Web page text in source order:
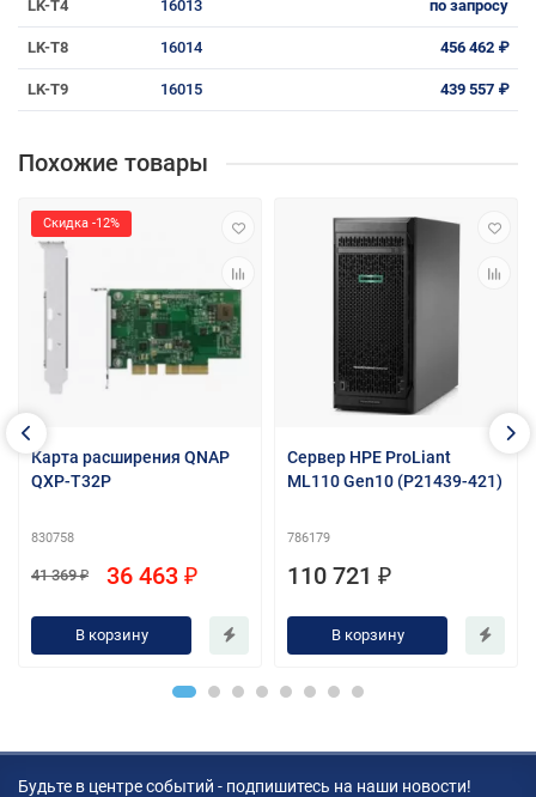
LK-T4 16013 по запросу
LK-T8 16014 456 462 ₽
LK-T9 16015 439 557 ₽
Похожие товары
Скидка -12%
Карта расширения QNAP
QXP-T32P
830758
41 369 ₽ 36 463 ₽
В корзину
Сервер HPE ProLiant
ML110 Gen10 (P21439-421)
786179
110 721 ₽
В корзину
Будьте в центре событий - подпишитесь на наши новости!